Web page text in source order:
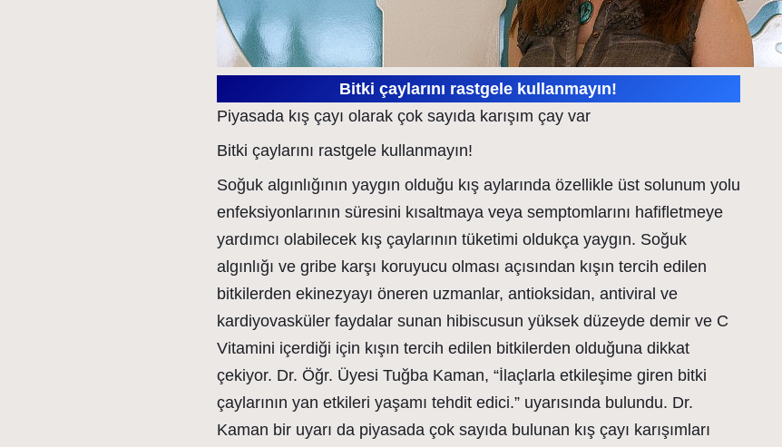
Bitki çaylarını rastgele kullanmayın!
Piyasada kış çayı olarak çok sayıda karışım çay var
Bitki çaylarını rastgele kullanmayın!
Soğuk algınlığının yaygın olduğu kış aylarında özellikle üst solunum yolu
enfeksiyonlarının süresini kısaltmaya veya semptomlarını hafifletmeye
yardımcı olabilecek kış çaylarının tüketimi oldukça yaygın. Soğuk
algınlığı ve gribe karşı koruyucu olması açısından kışın tercih edilen
bitkilerden ekinezyayı öneren uzmanlar, antioksidan, antiviral ve
kardiyovasküler faydalar sunan hibiscusun yüksek düzeyde demir ve C
Vitamini içerdiği için kışın tercih edilen bitkilerden olduğuna dikkat
çekiyor. Dr. Öğr. Üyesi Tuğba Kaman, “İlaçlarla etkileşime giren bitki
çaylarının yan etkileri yaşamı tehdit edici.” uyarısında bulundu. Dr.
Kaman bir uyarı da piyasada çok sayıda bulunan kış çayı karışımları